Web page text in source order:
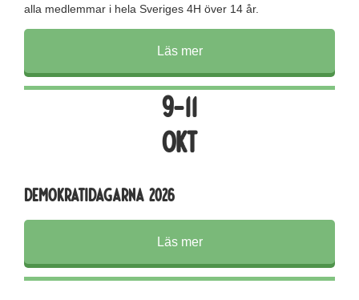
alla medlemmar i hela Sveriges 4H över 14 år.
Läs mer
9-11
okt
Demokratidagarna 2026
Läs mer